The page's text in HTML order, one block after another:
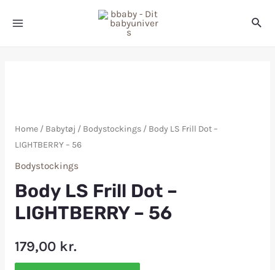
Home/ Babytøj / Bodystockings/ Body LS Frill Dot –
LIGHTBERRY – 56
Bodystockings
Body LS Frill Dot –
LIGHTBERRY – 56
179,00 kr.